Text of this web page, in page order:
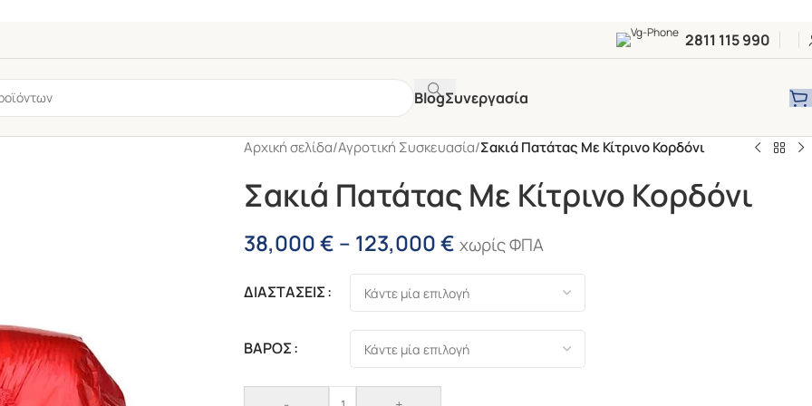
,
2811 115 990
BlogΣυνεργασία
Αρχική σελίδα/Αγροτική Συσκευασία/Σακιά Πατάτας Με Κίτρινο Κορδόνι
Σακιά Πατάτας Με Κίτρινο Κορδόνι
38,000€ – 123,000€ χωρίς ΦΠΑ
ΔΙΑΣΤΑΣΕΙΣ
ΒΑΡΟΣ